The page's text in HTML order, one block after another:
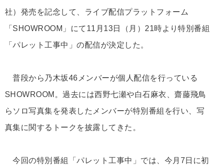
社）発売を記念して、ライブ配信プラットフォーム
「SHOWROOM」にて11月13日（月）21時より特別番組
「パレット工事中」の配信が決定した。
普段から乃木坂46メンバーが個人配信を行っている
SHOWROOM。過去には西野七瀬や白石麻衣、齋藤飛鳥
らソロ写真集を発表したメンバーが特別番組を行い、写
真集に関するトークを披露してきた。
今回の特別番組「パレット工事中」では、今月7日に初